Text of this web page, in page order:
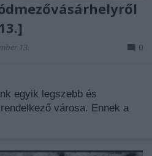
13. 0
egyik legszebb és
városa. Ennek a